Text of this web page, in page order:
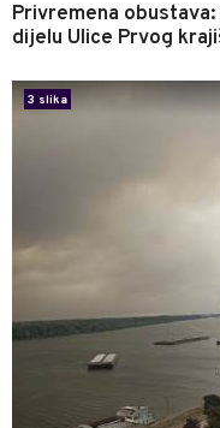
Privremena
dijelu Ulice Prvog
3 slika